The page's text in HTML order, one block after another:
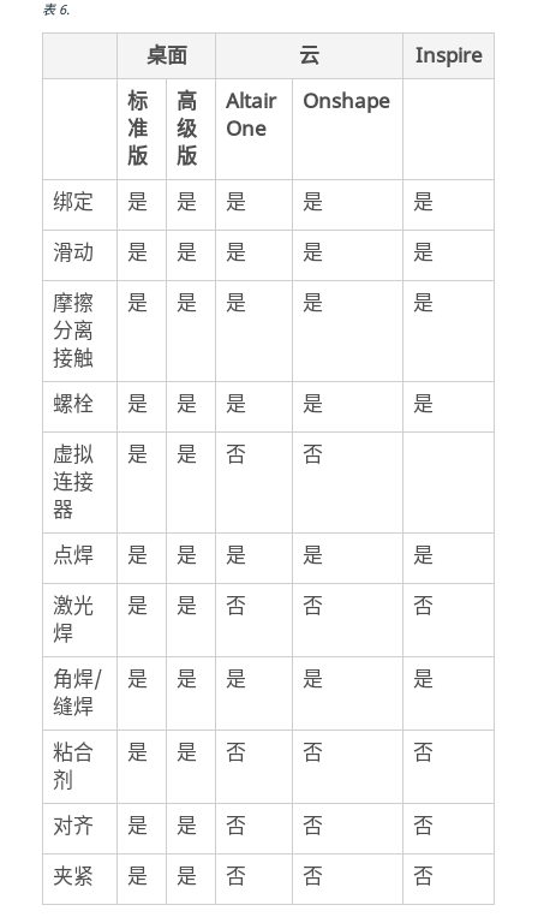
表6.
桌面 云
Inspire
标
准
版
高
级
版
Altair
One
Onshape
绑定 是 是 是 是
是
滑动
是 是 是 是
是
摩擦
分离
接触
是 是 是 是 是
螺栓 是 是 是 是
是
虚拟
连接
器
是 是 否 否
点焊 是 是 是 是
是
激光
焊
是 是 否 否 否
角焊/
缝焊
是 是 是 是 是
粘合
剂
是 是 否 否 否
对齐 是 是 否 否
否
夹紧
是 是 否 否 否